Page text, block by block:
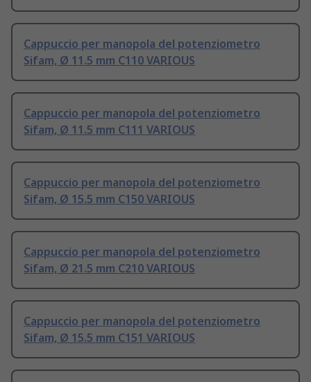
Cappuccio per manopola del potenziometro
Sifam, Ø 11.5 mm C110 VARIOUS
Cappuccio per manopola del potenziometro
Sifam, Ø 11.5 mm C111 VARIOUS
Cappuccio per manopola del potenziometro
Sifam, Ø 15.5 mm C150 VARIOUS
Cappuccio per manopola del potenziometro
Sifam, Ø 21.5 mm C210 VARIOUS
Cappuccio per manopola del potenziometro
Sifam, Ø 15.5 mm C151 VARIOUS